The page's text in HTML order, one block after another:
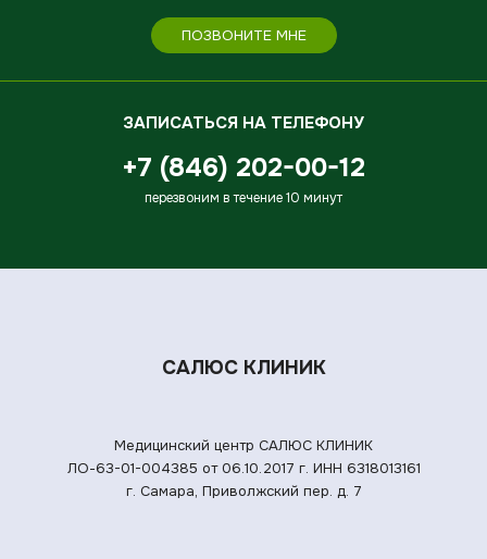
ПОЗВОНИТЕ МНЕ
ЗАПИСАТЬСЯ НА ТЕЛЕФОНУ
+7 (846) 202-00-12
перезвоним в течение 10 минут
САЛЮС КЛИНИК
Медицинский центр САЛЮС КЛИНИК
ЛО-63-01-004385 от 06.10.2017 г. ИНН 6318013161
г. Самара, Приволжский пер. д. 7